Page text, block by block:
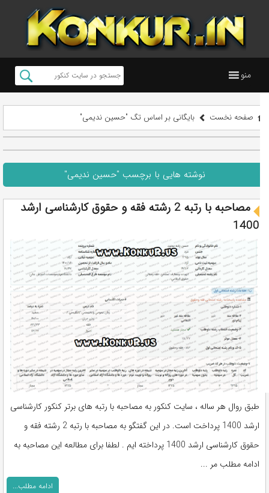
منو
صفحه نخست بایگانی بر اساس تگ "حسین ندیمی"
نوشته هایی با برچسب "حسین ندیمی"
مصاحبه با رتبه 2 رشته فقه و حقوق کارشناسی ارشد
1400
طبق روال هر ساله ، سایت کنکور به مصاحبه با رتبه های برتر کنکور کارشناسی
ارشد 1400 پرداخت است. در این گفتگو به مصاحبه با رتبه 2 رشته فقه و
حقوق کارشناسی ارشد 1400 پرداخته ایم . لطفا برای مطالعه این مصاحبه به
ادامه مطلب مر ...
ادامه مطلب...